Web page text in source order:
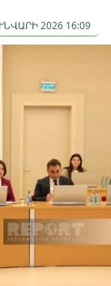
2026 16:09